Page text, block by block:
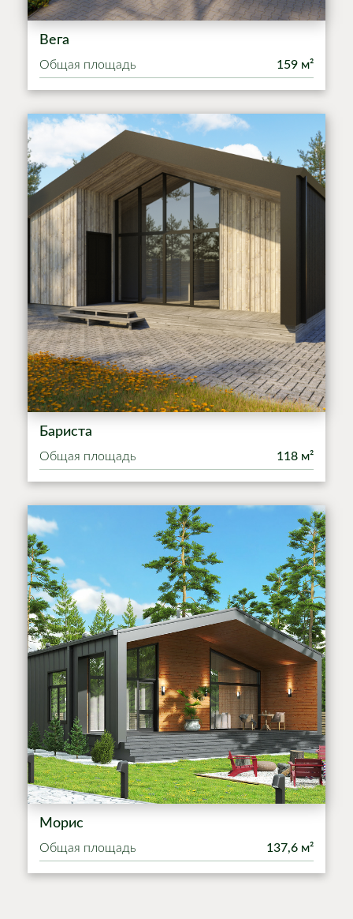
Вега
Общая площадь 159 м²
Бариста
Общая площадь 118 м²
Морис
Общая площадь 137,6 м²